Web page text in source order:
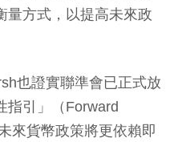
量方式，以提高未來政
也證實聯準會已正式放
指引」（Forward
來貨幣政策將更依賴即